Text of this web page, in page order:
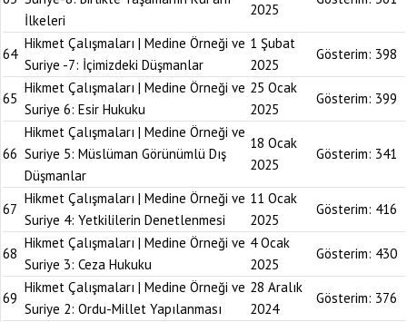
İlkeleri
2025
64
Hikmet Çalışmaları | Medine Örneği ve
Suriye -7: İçimizdeki Düşmanlar
1 Şubat
2025
Gösterim: 398
65
Hikmet Çalışmaları | Medine Örneği ve
Suriye 6: Esir Hukuku
25 Ocak
2025
Gösterim: 399
66
Hikmet Çalışmaları | Medine Örneği ve
Suriye 5: Müslüman Görünümlü Dış
Düşmanlar
18 Ocak
2025
Gösterim: 341
67
Hikmet Çalışmaları | Medine Örneği ve
Suriye 4: Yetkililerin Denetlenmesi
11 Ocak
2025
Gösterim: 416
68
Hikmet Çalışmaları | Medine Örneği ve
Suriye 3: Ceza Hukuku
4 Ocak
2025
Gösterim: 430
69
Hikmet Çalışmaları | Medine Örneği ve
Suriye 2: Ordu-Millet Yapılanması
28 Aralık
2024
Gösterim: 376